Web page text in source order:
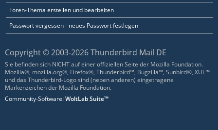
Foren-Thema erstellen und bearbeiten
Passwort vergessen - neues Passwort festlegen
Copyright © 2003-2026 Thunderbird Mail DE
Sie befinden sich NICHT auf einer offiziellen Seite der Mozilla Foundation.
Mozilla®, mozilla.org®, Firefox®, Thunderbird™, Bugzilla™, Sunbird®, XUL™
und das Thunderbird-Logo sind (neben anderen) eingetragene
Markenzeichen der Mozilla Foundation.
Community-Software:WoltLab Suite™